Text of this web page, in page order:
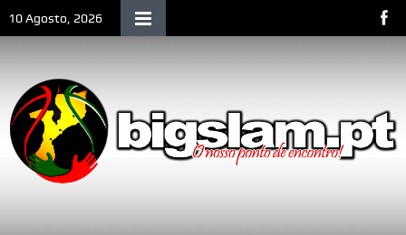
10 Agosto, 2026